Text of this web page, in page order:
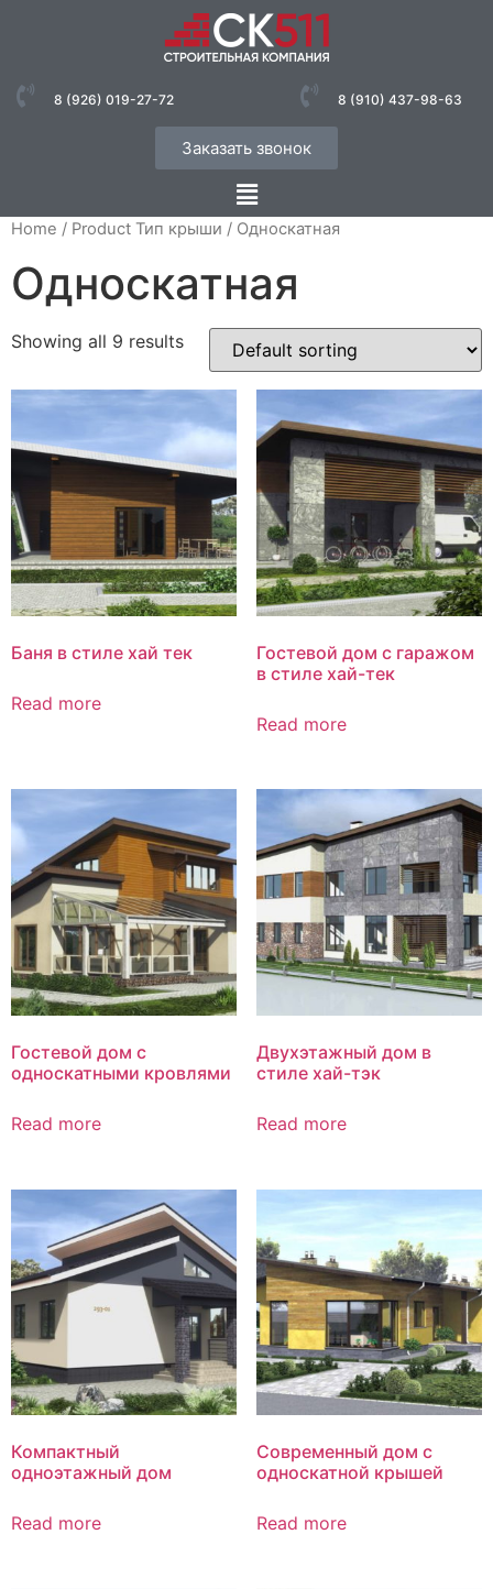
8 (926) 019-27-72 8 (910) 437-98-63
Заказать звонок
Home / Product Тип крыши / Односкатная
Односкатная
Showing all 9 results
Баня в стиле хай тек
Read more
Гостевой дом с гаражом
в стиле хай-тек
Read more
Гостевой дом с
односкатными кровлями
Read more
Двухэтажный дом в
стиле хай-тэк
Read more
Компактный
одноэтажный дом
Read more
Современный дом с
односкатной крышей
Read more